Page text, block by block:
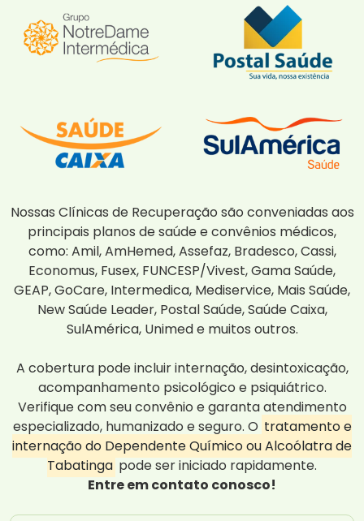
Nossas Clínicas de Recuperação são conveniadas aos
principais planos de saúde e convênios médicos,
como: Amil, AmHemed, Assefaz, Bradesco, Cassi,
Economus, Fusex, FUNCESP/Vivest, Gama Saúde,
GEAP, GoCare, Intermedica, Mediservice, Mais Saúde,
New Saúde Leader, Postal Saúde, Saúde Caixa,
SulAmérica, Unimed e muitos outros.
A cobertura pode incluir internação, desintoxicação,
acompanhamento psicológico e psiquiátrico.
Verifique com seu convênio e garanta atendimento
especializado, humanizado e seguro. O tratamento e
internação do Dependente Químico ou Alcoólatra de
Tabatinga pode ser iniciado rapidamente.
Entre em contato conosco!